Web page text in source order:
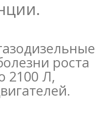
роста
2100 Л,